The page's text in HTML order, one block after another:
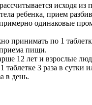
исходя из
ребенка, прием
одинаковые
принимать по 1
пищи.
12 лет и взрослые
таблетке 3 раза в сутки
в день.